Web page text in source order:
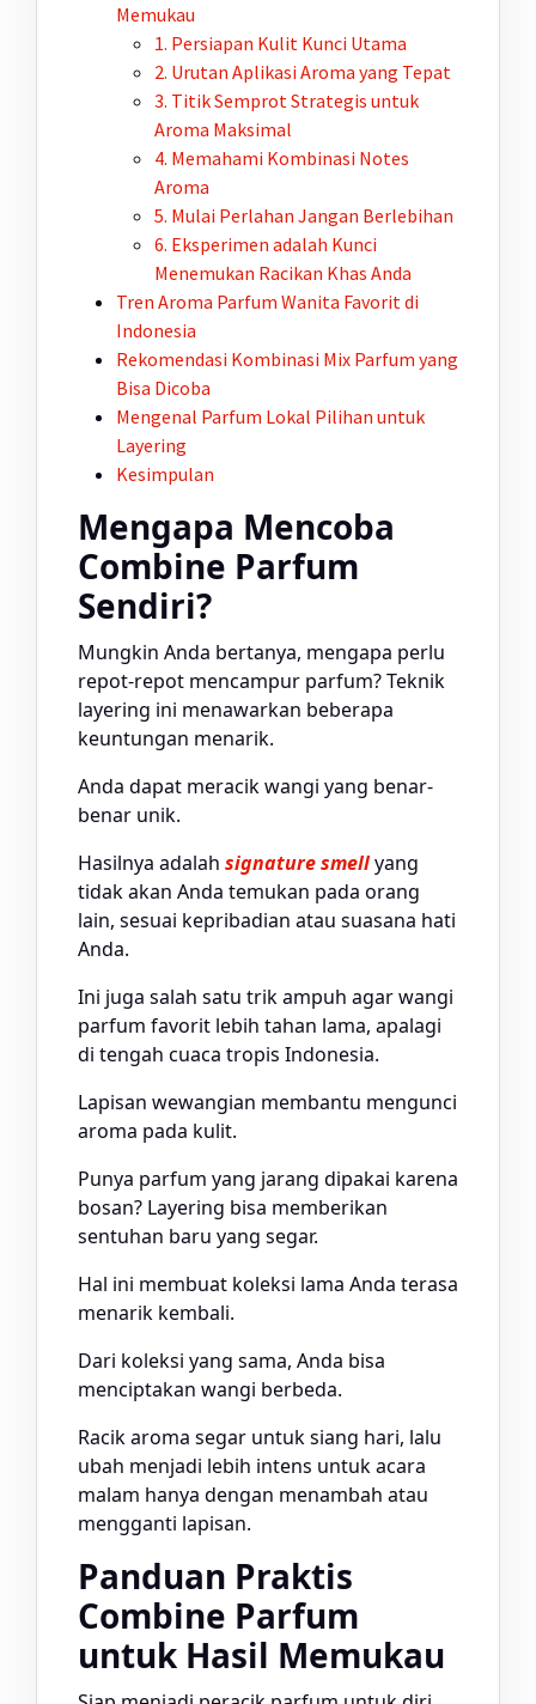
Memukau
1. Persiapan Kulit Kunci Utama
2. Urutan Aplikasi Aroma yang Tepat
3. Titik Semprot Strategis untuk
Aroma Maksimal
4. Memahami Kombinasi Notes
Aroma
5. Mulai Perlahan Jangan Berlebihan
6. Eksperimen adalah Kunci
Menemukan Racikan Khas Anda
Tren Aroma Parfum Wanita Favorit di
Indonesia
Rekomendasi Kombinasi Mix Parfum yang
Bisa Dicoba
Mengenal Parfum Lokal Pilihan untuk
Layering
Kesimpulan
Mengapa Mencoba
Combine Parfum
Sendiri?
Mungkin Anda bertanya, mengapa perlu
repot-repot mencampur parfum? Teknik
layering ini menawarkan beberapa
keuntungan menarik.
Anda dapat meracik wangi yang benar-
benar unik.
Hasilnya adalah signature smellyang
tidak akan Anda temukan pada orang
lain, sesuai kepribadian atau suasana hati
Anda.
Ini juga salah satu trik ampuh agar wangi
parfum favorit lebih tahan lama, apalagi
di tengah cuaca tropis Indonesia.
Lapisan wewangian membantu mengunci
aroma pada kulit.
Punya parfum yang jarang dipakai karena
bosan? Layering bisa memberikan
sentuhan baru yang segar.
Hal ini membuat koleksi lama Anda terasa
menarik kembali.
Dari koleksi yang sama, Anda bisa
menciptakan wangi berbeda.
Racik aroma segar untuk siang hari, lalu
ubah menjadi lebih intens untuk acara
malam hanya dengan menambah atau
mengganti lapisan.
Panduan Praktis
Combine Parfum
untuk Hasil Memukau